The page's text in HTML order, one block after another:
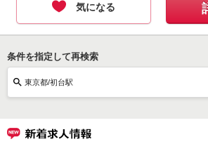
気になる
条件を指定して再検索
東京都/初台駅